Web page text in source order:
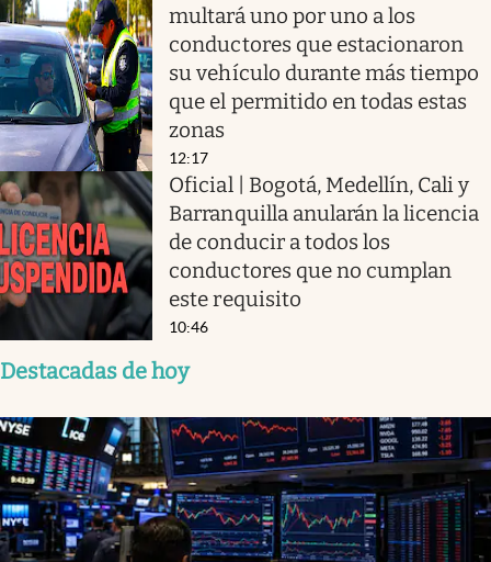
multará uno por uno a los
conductores que estacionaron
su vehículo durante más tiempo
que el permitido en todas estas
zonas
12:17
Oficial | Bogotá, Medellín, Cali y
Barranquilla anularán la licencia
de conducir a todos los
conductores que no cumplan
este requisito
10:46
Destacadas de hoy